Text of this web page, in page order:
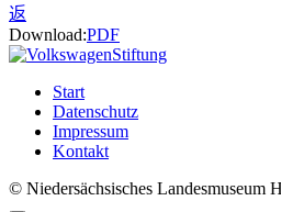
返
Download:PDF
Start
Datenschutz
Impressum
Kontakt
© Niedersächsisches Landesmuseum